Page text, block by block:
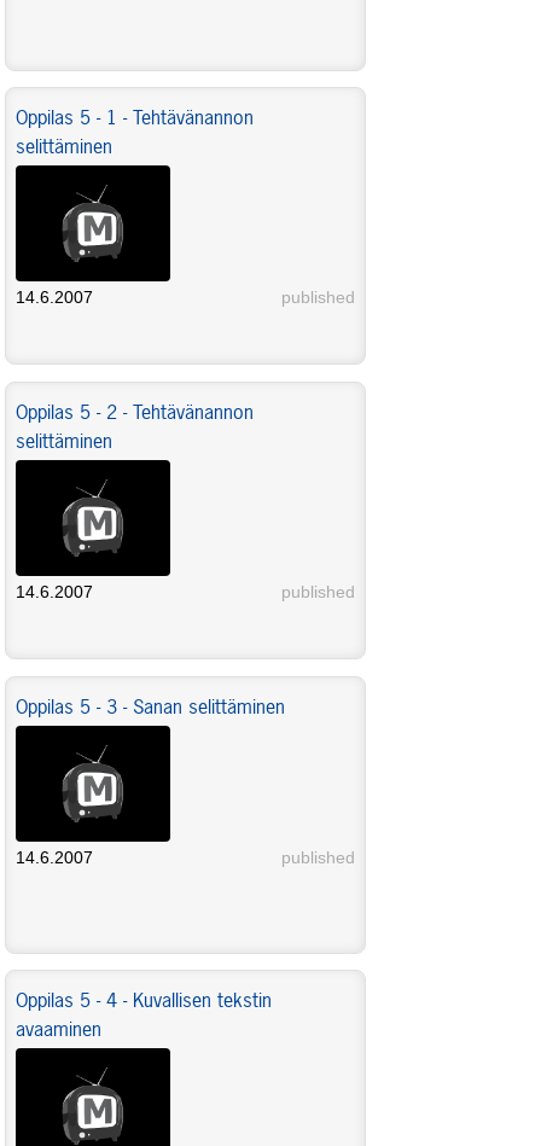
Oppilas 5 - 1 - Tehtävänannon
selittäminen
published
14.6.2007
Oppilas 5 - 2 - Tehtävänannon
selittäminen
published
14.6.2007
Oppilas 5 - 3 - Sanan selittäminen
published
14.6.2007
Oppilas 5 - 4 - Kuvallisen tekstin
avaaminen